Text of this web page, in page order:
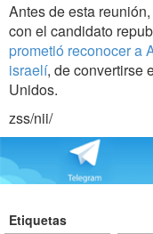
Antes de esta
con el candidato
prometió reconocer a
israelí, de convertirse
Unidos.
zss/nii/
Etiquetas